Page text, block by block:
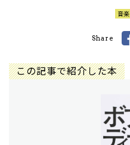
音楽
Share
この記事で紹介した本